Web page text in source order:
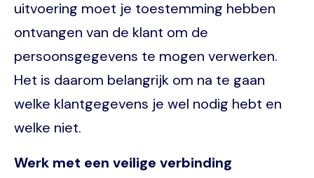
uitvoering moet je toestemming hebben
ontvangen van de klant om de
persoonsgegevens te mogen verwerken.
Het is daarom belangrijk om na te gaan
welke klantgegevens je wel nodig hebt en
welke niet.
Werk met een veilige verbinding